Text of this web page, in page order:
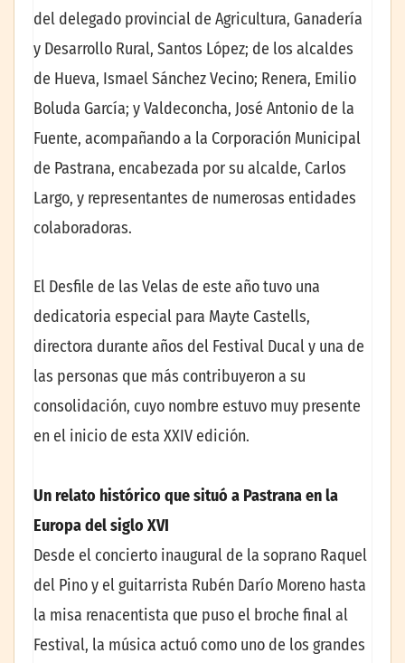
del delegado provincial de Agricultura, Ganadería
y Desarrollo Rural, Santos López; de los alcaldes
de Hueva, Ismael Sánchez Vecino; Renera, Emilio
Boluda García; y Valdeconcha, José Antonio de la
Fuente, acompañando a la Corporación Municipal
de Pastrana, encabezada por su alcalde, Carlos
Largo, y representantes de numerosas entidades
colaboradoras.
El Desfile de las Velas de este año tuvo una
dedicatoria especial para Mayte Castells,
directora durante años del Festival Ducal y una de
las personas que más contribuyeron a su
consolidación, cuyo nombre estuvo muy presente
en el inicio de esta XXIV edición.
Un relato histórico que situó a Pastrana en la
Europa del siglo XVI
Desde el concierto inaugural de la soprano Raquel
del Pino y el guitarrista Rubén Darío Moreno hasta
la misa renacentista que puso el broche final al
Festival, la música actuó como uno de los grandes